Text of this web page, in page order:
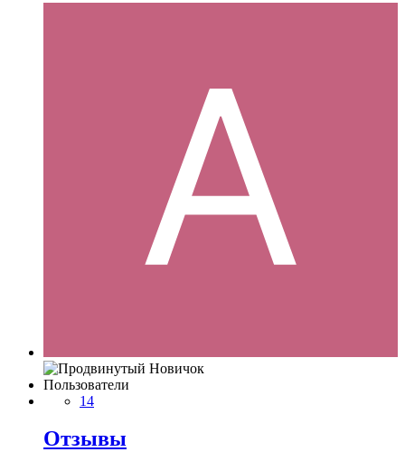
Пользователи
14
Отзывы